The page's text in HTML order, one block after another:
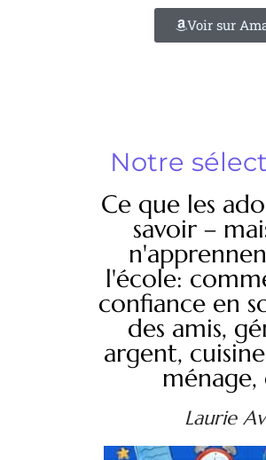
Voir sur
Notre
Ce que les
savoir –
l'école:
confiance en
des amis,
argent,
ménage,
Laurie